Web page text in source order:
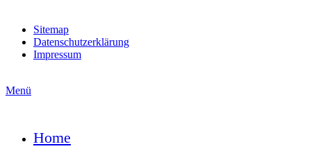
Sitemap
Datenschutzerklärung
Impressum
Menü
Home